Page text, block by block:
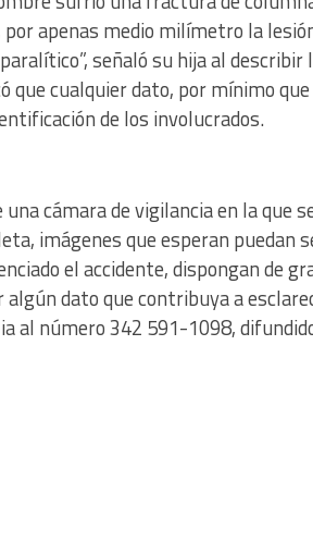
por apenas medio milímetro la
señaló su hija al describir
que cualquier dato, por mínimo
de los involucrados.
cámara de vigilancia en la que
imágenes que esperan puedan
el accidente, dispongan de
dato que contribuya a
al número 342 591-1098,